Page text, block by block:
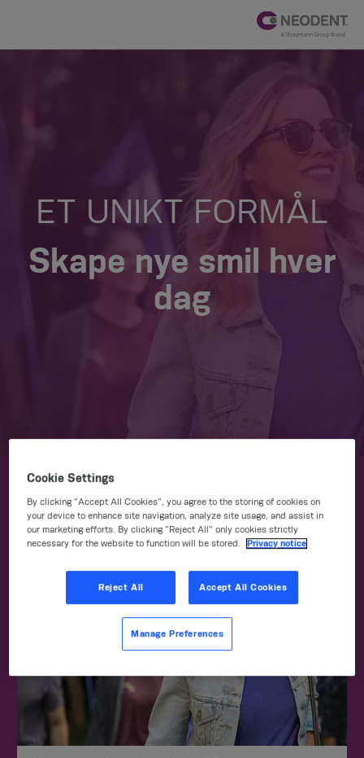
ET UNIKT FORMÅL
Skape nye smil hver
dag
Cookie Settings
By clicking “Accept All Cookies”, you agree to the storing of cookies on
your device to enhance site navigation, analyze site usage, and assist in
our marketing efforts. By clicking “Reject All” only cookies strictly
necessary for the website to function will be stored.
Privacy notice
Reject All Accept All Cookies
Manage Preferences